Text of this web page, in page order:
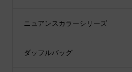
ニュアンスカラーシリーズ
ダッフルバッグ